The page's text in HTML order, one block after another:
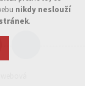
nikdy neslouží
.